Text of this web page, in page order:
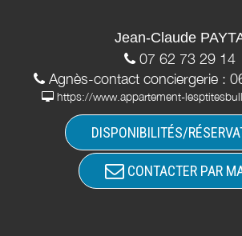
Jean-Claude
07 62 73 29 14
Agnès-contact conciergerie :
https://www.appartement-
DISPONIBILITÉS/
CONTACTER PAR